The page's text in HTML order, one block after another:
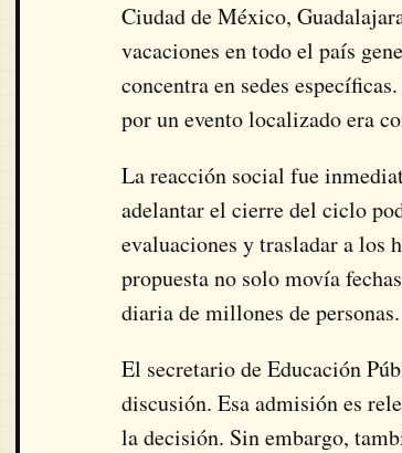
Ciudad de México,
vacaciones en todo el país
concentra en sedes
por un evento localizado era
La reacción social fue
adelantar el cierre del ciclo
evaluaciones y trasladar a los
propuesta no solo movía
diaria de millones de personas.
El secretario de Educación
discusión. Esa admisión es
la decisión. Sin embargo,